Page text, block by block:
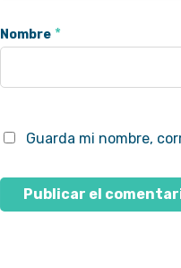
Nombre *
Guarda mi nombre,